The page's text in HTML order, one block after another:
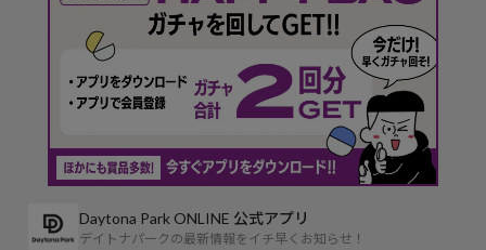
Daytona Park ONLINE 公式アプリ
デイトナパークの最新情報をイチ早くお知らせ！